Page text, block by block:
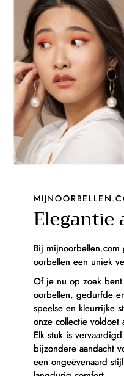
Elegantie
Bij mijnoorbellen.com
oorbellen een uniek
Of je nu op zoek
oorbellen, gedurfde
speelse en kleurrijke
onze collectie voldoet
Elk stuk is
bijzondere aandacht
een ongeëvenaard